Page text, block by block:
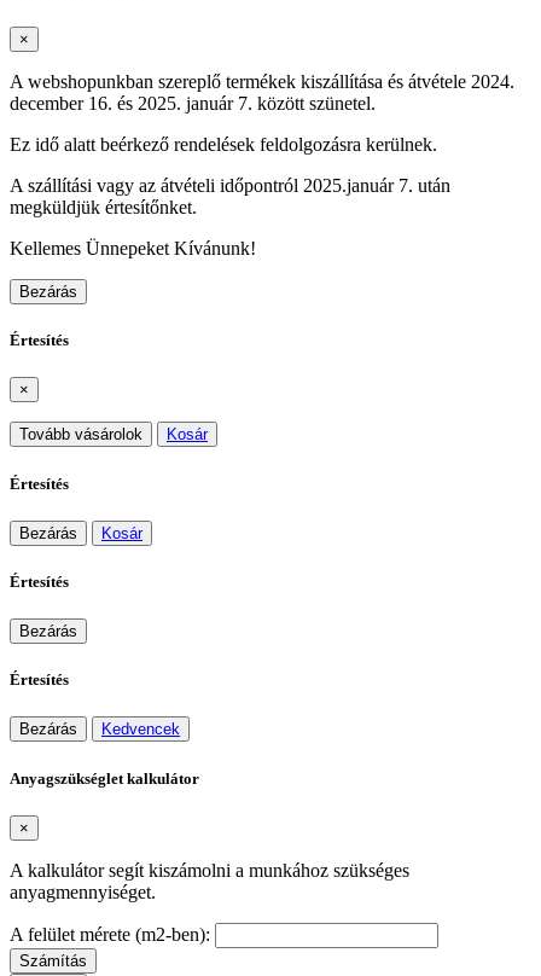
×
A webshopunkban szereplő termékek kiszállítása és átvétele 2024.
december 16. és 2025. január 7. között szünetel.
Ez idő alatt beérkező rendelések feldolgozásra kerülnek.
A szállítási vagy az átvételi időpontról 2025.január 7. után
megküldjük értesítőnket.
Kellemes Ünnepeket Kívánunk!
Bezárás
Értesítés
×
Tovább vásárolok Kosár
Értesítés
Bezárás Kosár
Értesítés
Bezárás
Értesítés
Bezárás Kedvencek
Anyagszükséglet kalkulátor
×
A kalkulátor segít kiszámolni a munkához szükséges
anyagmennyiséget.
A felület mérete (m2-ben):
Számítás